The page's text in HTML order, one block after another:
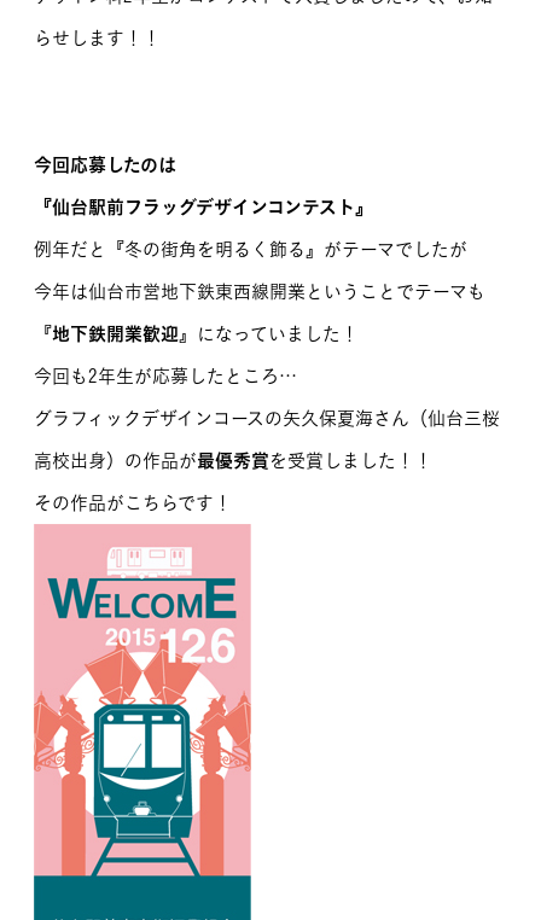
らせします！！
今回応募したのは
『仙台駅前フラッグデザインコンテスト』
例年だと『冬の街角を明るく飾る』がテーマでしたが
今年は仙台市営地下鉄東西線開業ということでテーマも
『地下鉄開業歓迎 』になっていました！
今回も2年生が応募したところ…
グラフィックデザインコースの矢久保夏海さん（仙台三桜
高校出身）の作品が最優秀賞 を受賞しました！！
その作品がこちらです！